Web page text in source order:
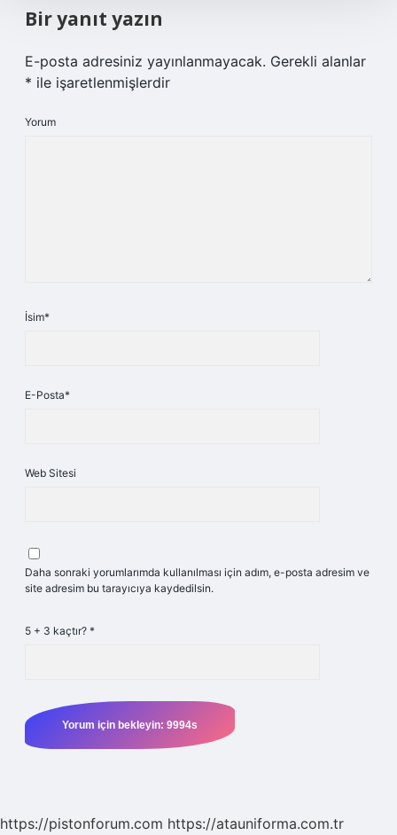
Bir yanıt yazın
E-posta adresiniz yayınlanmayacak. Gerekli alanlar
* ile işaretlenmişlerdir
Yorum
İsim*
E-Posta*
Web Sitesi
Daha sonraki yorumlarımda kullanılması için adım, e-posta adresim ve
site adresim bu tarayıcıya kaydedilsin.
5 + 3 kaçtır? *
https://pistonforum.com https://atauniforma.com.tr